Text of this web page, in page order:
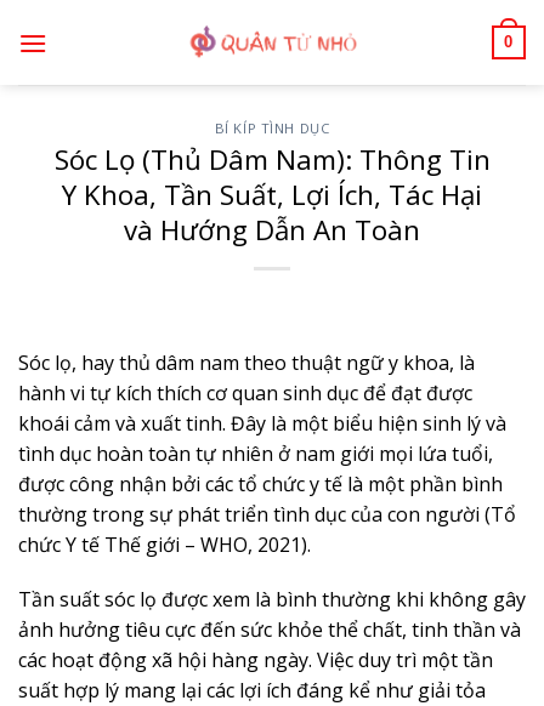
qua
0
BÍ KÍP TÌNH DỤC
Sóc Lọ (Thủ Dâm Nam): Thông Tin
Y Khoa, Tần Suất, Lợi Ích, Tác Hại
và Hướng Dẫn An Toàn
Sóc lọ, hay thủ dâm nam theo thuật ngữ y khoa, là
hành vi tự kích thích cơ quan sinh dục để đạt được
khoái cảm và xuất tinh. Đây là một biểu hiện sinh lý và
tình dục hoàn toàn tự nhiên ở nam giới mọi lứa tuổi,
được công nhận bởi các tổ chức y tế là một phần bình
thường trong sự phát triển tình dục của con người (Tổ
chức Y tế Thế giới – WHO, 2021).
Tần suất sóc lọ được xem là bình thường khi không gây
ảnh hưởng tiêu cực đến sức khỏe thể chất, tinh thần và
các hoạt động xã hội hàng ngày. Việc duy trì một tần
suất hợp lý mang lại các lợi ích đáng kể như giải tỏa